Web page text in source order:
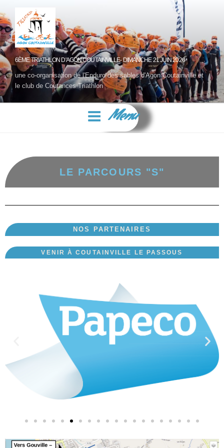
6ÈME TRIATHLON D'AGON COUTAINVILLE- DIMANCHE 21 JUIN 2026
une co-organisation de l'Enduro des sables d'Agon Coutainville et
le club de Coutances Triathlon
Menu
LE PARCOURS "S"
NOS PARTENAIRES
VENIR À COUTAINVILLE LE PASSOUS